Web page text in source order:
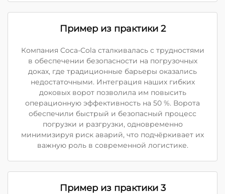
Пример из практики 2
Компания Coca-Cola сталкивалась с трудностями
в обеспечении безопасности на погрузочных
доках, где традиционные барьеры оказались
недостаточными. Интеграция наших гибких
доковых ворот позволила им повысить
операционную эффективность на 50 %. Ворота
обеспечили быстрый и безопасный процесс
погрузки и разгрузки, одновременно
минимизируя риск аварий, что подчёркивает их
важную роль в современной логистике.
Пример из практики 3